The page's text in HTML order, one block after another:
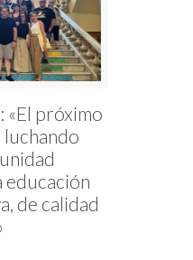
«El próximo
luchando
educación
de calidad